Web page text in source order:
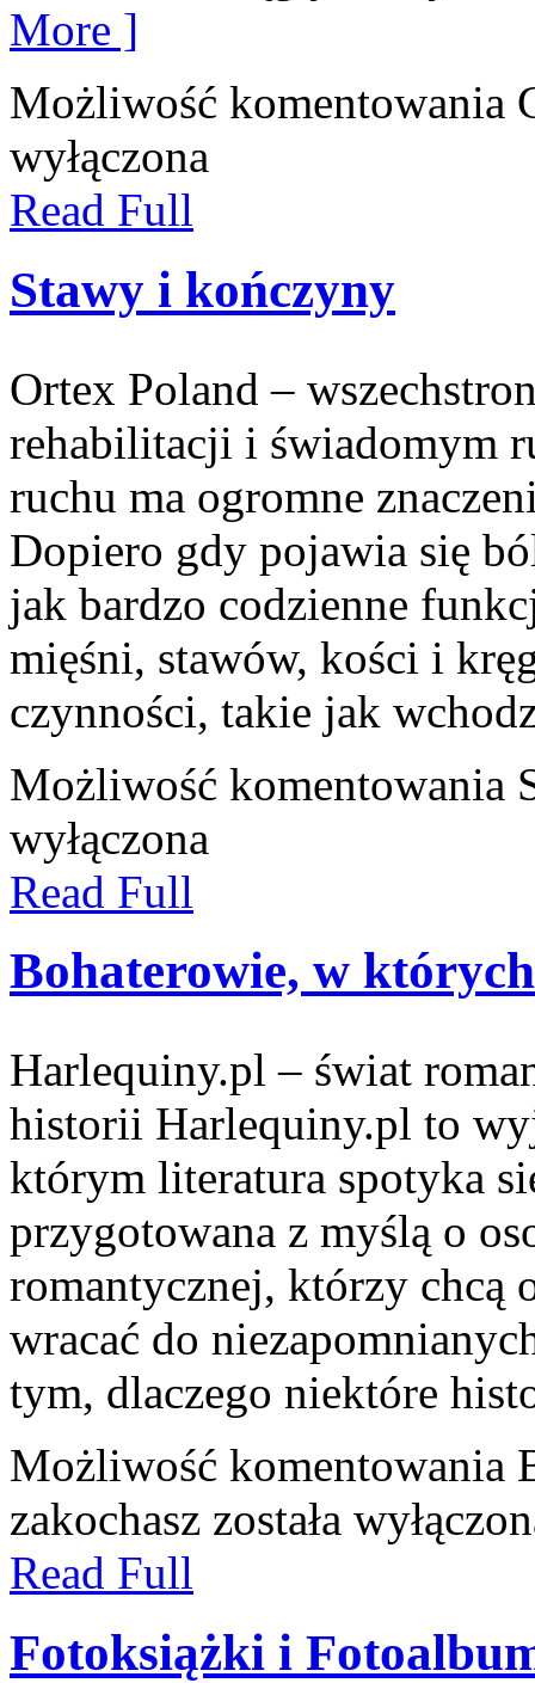
More ]
Możliwość komentowania
wyłączona
Read Full
Stawy i kończyny
Ortex Poland –
rehabilitacji i świadomym
ruchu ma ogromne
Dopiero gdy pojawia się
jak bardzo codzienne
mięśni, stawów, kości i
czynności, takie jak
Możliwość komentowania
wyłączona
Read Full
Bohaterowie, w
Harlequiny.pl – świat
historii Harlequiny.pl to
którym literatura spotyka
przygotowana z myślą o
romantycznej, którzy chcą
wracać do
tym, dlaczego niektóre
Możliwość komentowania
zakochasz została
Read Full
Fotoksiążki i